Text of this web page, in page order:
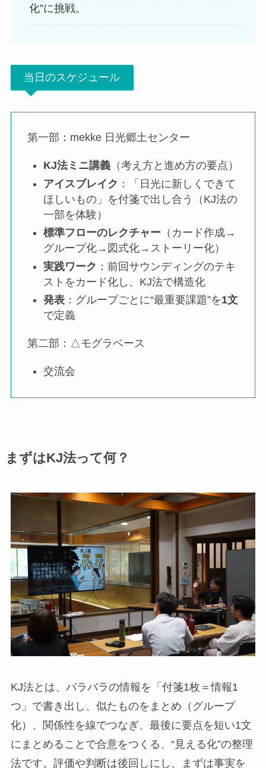
化”に挑戦。
当日のスケジュール
第一部：mekke 日光郷土センター
KJ法ミニ講義（考え方と進め方の要点）
アイスブレイク ：「日光に新しくできて
ほしいもの」を付箋で出し合う（KJ法の
一部を体験）
標準フローのレクチャー （カード作成→
グループ化→図式化→ストーリー化）
実践ワーク ：前回サウンディングのテキ
ストをカード化し、KJ法で構造化
発表：グループごとに“最重要課題”を1文
で定義
第二部：△モグラベース
交流会
まずはKJ法って何？
KJ法とは、バラバラの情報を「付箋1枚＝情報1
つ」で書き出し、似たものをまとめ（グループ
化）、関係性を線でつなぎ、最後に要点を短い1文
にまとめることで合意をつくる、“見える化”の整理
法です。評価や判断は後回しにし、まずは事実を